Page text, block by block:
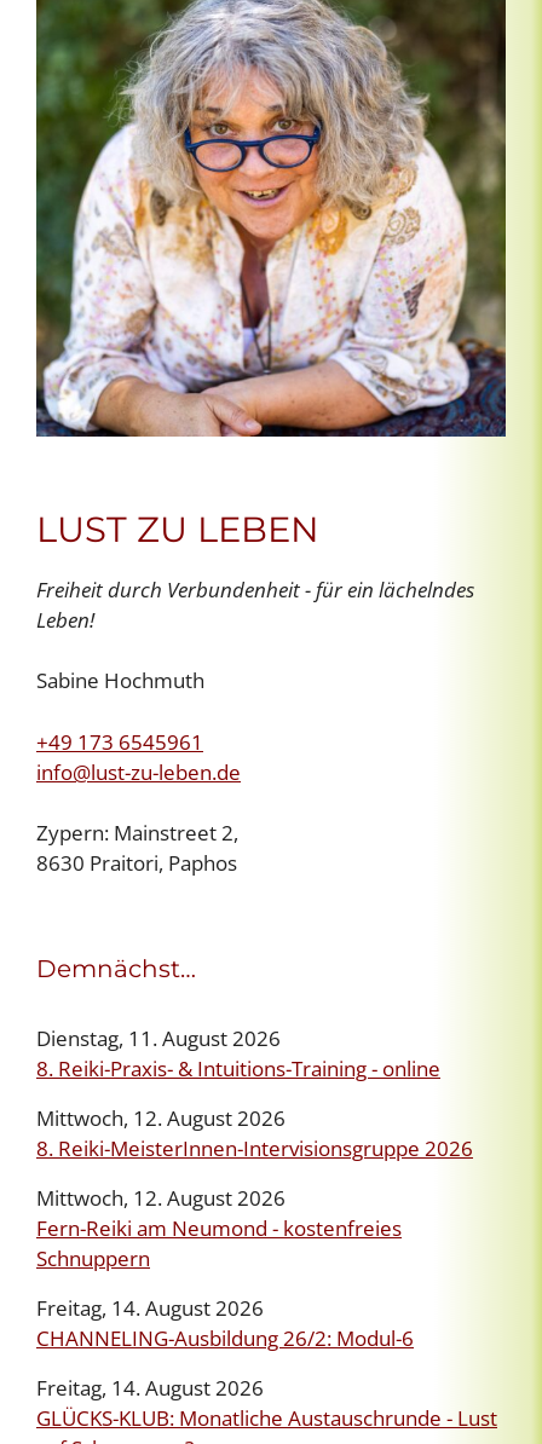
LUST ZU LEBEN
Freiheit durch Verbundenheit - für ein lächelndes
Leben!
Sabine Hochmuth
+49 173 6545961
info@lust-zu-leben.de
Zypern: Mainstreet 2,
8630 Praitori, Paphos
Demnächst…
Dienstag, 11. August 2026
8. Reiki-Praxis- & Intuitions-Training - online
Mittwoch, 12. August 2026
8. Reiki-MeisterInnen-Intervisionsgruppe 2026
Mittwoch, 12. August 2026
Fern-Reiki am Neumond - kostenfreies
Schnuppern
Freitag, 14. August 2026
CHANNELING-Ausbildung 26/2: Modul-6
Freitag, 14. August 2026
GLÜCKS-KLUB: Monatliche Austauschrunde - Lust